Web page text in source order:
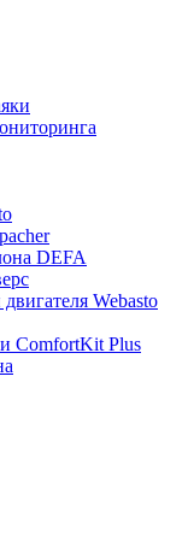
DEFA
Webasto
ComfortKit Plus